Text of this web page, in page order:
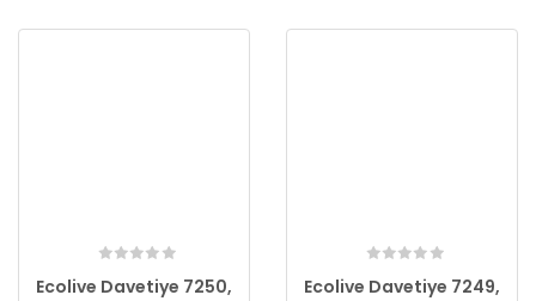
Ecolive Davetiye 7250,
Ecolive Davetiye 7249,